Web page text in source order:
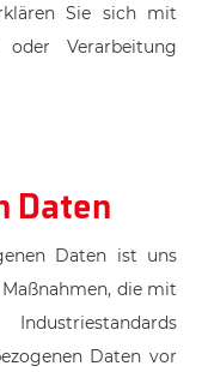
Sie sich mit
oder Verarbeitung
Daten
Daten ist uns
die mit
Daten vor